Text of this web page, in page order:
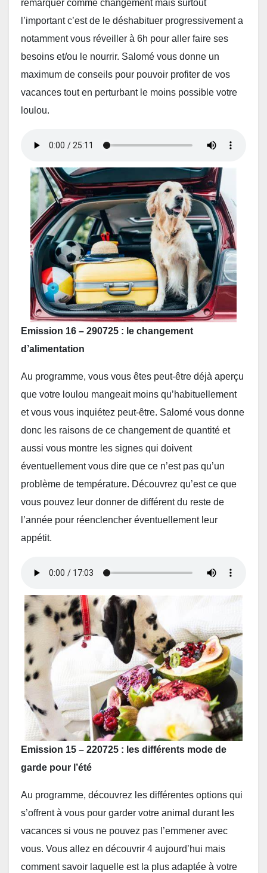
remarquer comme changement mais surtout
l’important c’est de le déshabituer progressivement a
notamment vous réveiller à 6h pour aller faire ses
besoins et/ou le nourrir. Salomé vous donne un
maximum de conseils pour pouvoir profiter de vos
vacances tout en perturbant le moins possible votre
loulou.
Emission 16 – 290725 : le changement
d’alimentation
Au programme, vous vous êtes peut-être déjà aperçu
que votre loulou mangeait moins qu’habituellement
et vous vous inquiétez peut-être. Salomé vous donne
donc les raisons de ce changement de quantité et
aussi vous montre les signes qui doivent
éventuellement vous dire que ce n’est pas qu’un
problème de température. Découvrez qu’est ce que
vous pouvez leur donner de différent du reste de
l’année pour réenclencher éventuellement leur
appétit.
Emission 15 – 220725 : les différents mode de
garde pour l’été
Au programme, découvrez les différentes options qui
s’offrent à vous pour garder votre animal durant les
vacances si vous ne pouvez pas l’emmener avec
vous. Vous allez en découvrir 4 aujourd’hui mais
comment savoir laquelle est la plus adaptée à votre